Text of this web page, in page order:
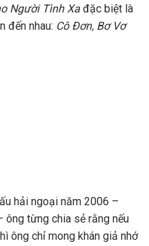
Người Tình Xa đặc biệt là
đến nhau: Cô Đơn, Bơ Vơ
hải ngoại năm 2006 –
từng chia sẻ rằng nếu
ông chỉ mong khán giả nhớ